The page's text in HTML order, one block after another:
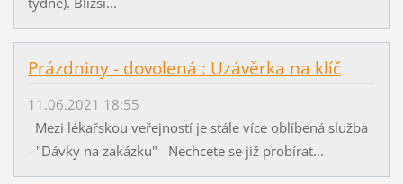
Prázdniny - dovolená : Uzávěrka na klíč
11.06.2021 18:55
Mezi lékařskou veřejností je stále více oblíbená služba
- "Dávky na zakázku" Nechcete se již probírat...